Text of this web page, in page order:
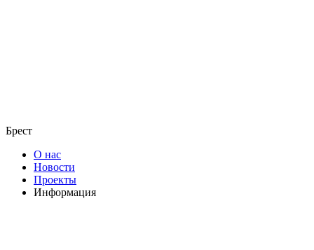
Брест
О нас
Новости
Проекты
Информация